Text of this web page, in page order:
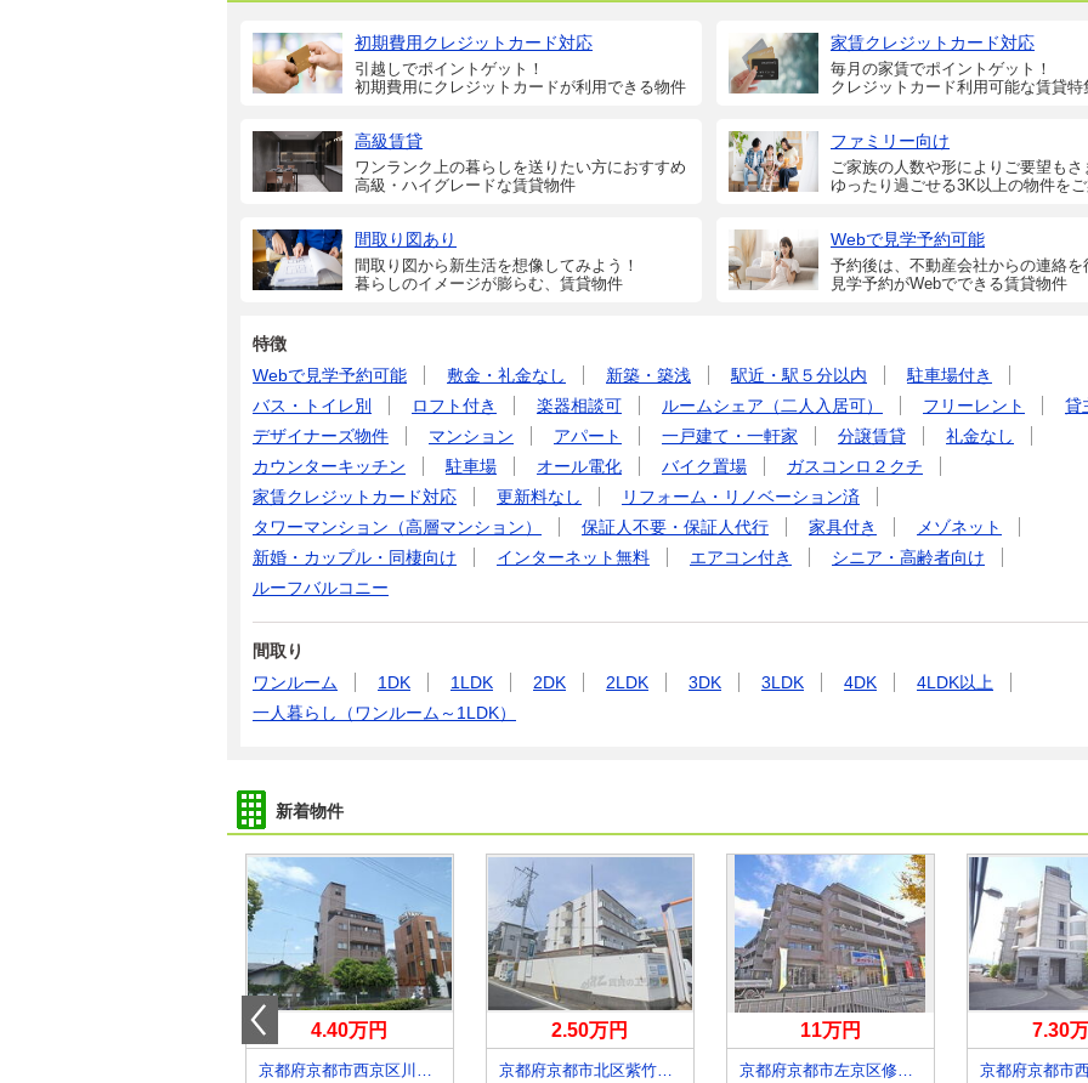
初期費用クレジットカード対応
引越しでポイントゲット！
初期費用にクレジットカードが利用できる物件
家賃クレジットカード対応
毎月の家賃でポイントゲット！
クレジットカード利用可能な賃貸特
高級賃貸
ワンランク上の暮らしを送りたい方におすすめ
高級・ハイグレードな賃貸物件
ファミリー向け
ご家族の人数や形によりご要望もさ
ゆったり過ごせる3K以上の物件をご
間取り図あり
間取り図から新生活を想像してみよう！
暮らしのイメージが膨らむ、賃貸物件
Webで見学予約可能
予約後は、不動産会社からの連絡を
見学予約がWebでできる賃貸物件
特徴
Webで見学予約可能
敷金・礼金なし 新築・築浅 駅近・駅５分以内
駐車場付き
バス・トイレ別
ロフト付き 楽器相談可 ルームシェア（二人入居可） フリーレント
貸
デザイナーズ物件
マンション アパート 一戸建て・一軒家 分譲賃貸
礼金なし
カウンターキッチン
駐車場 オール電化 バイク置場
ガスコンロ２クチ
家賃クレジットカード対応
更新料なし
リフォーム・リノベーション済
タワーマンション（高層マンション）
保証人不要・保証人代行 家具付き
メゾネット
新婚・カップル・同棲向け
インターネット無料 エアコン付き
シニア・高齢者向け
ルーフバルコニー
間取り
ワンルーム
1DK 1LDK 2DK 2LDK 3DK 3LDK 4DK
4LDK以上
一人暮らし（ワンルーム～1LDK）
新着物件
4.40万円
京都府京都市西京区川島北裏町
2.50万円
京都府京都市北区紫竹西北町
11万円
京都府京都市左京区修学院沖殿町
7.30